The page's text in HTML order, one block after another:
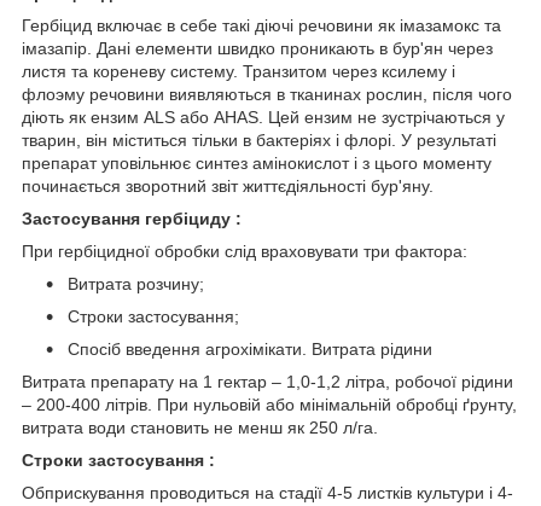
Гербіцид включає в себе такі діючі речовини як імазамокс та
імазапір. Дані елементи швидко проникають в бур'ян через
листя та кореневу систему. Транзитом через ксилему і
флоэму речовини виявляються в тканинах рослин, після чого
діють як ензим ALS або AHAS. Цей ензим не зустрічаються у
тварин, він міститься тільки в бактеріях і флорі. У результаті
препарат уповільнює синтез амінокислот і з цього моменту
починається зворотний звіт життєдіяльності бур'яну.
Застосування гербiциду :
При гербіцидної обробки слід враховувати три фактора:
Витрата розчину;
Строки застосування;
Спосіб введення агрохімікати. Витрата рідини
Витрата препарату на 1 гектар – 1,0-1,2 літра, робочої рідини
– 200-400 літрів. При нульовій або мінімальній обробці ґрунту,
витрата води становить не менш як 250 л/га.
Строки застосування :
Обприскування проводиться на стадії 4-5 листків культури і 4-